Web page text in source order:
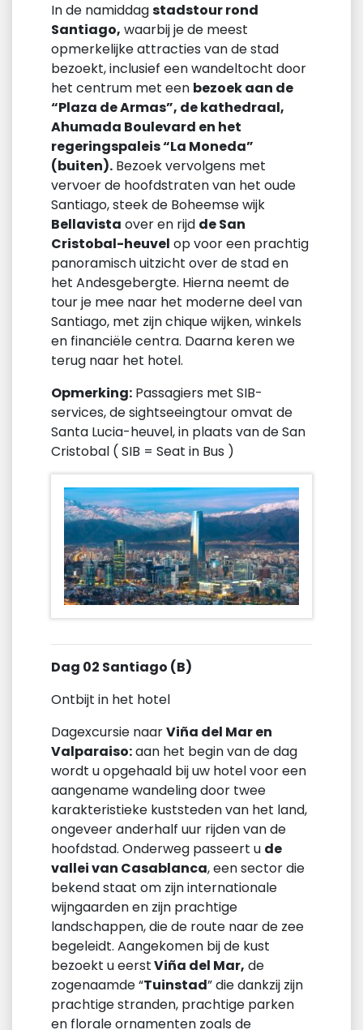
In de namiddagstadstour rond
Santiago, waarbij je de meest
opmerkelijke attracties van de stad
bezoekt, inclusief een wandeltocht door
het centrum met een bezoek aan de
“Plaza de Armas”, de kathedraal,
Ahumada Boulevard en het
regeringspaleis “La Moneda”
(buiten). Bezoek vervolgens met
vervoer de hoofdstraten van het oude
Santiago, steek de Boheemse wijk
Bellavista over en rijd de San
Cristobal-heuvel op voor een prachtig
panoramisch uitzicht over de stad en
het Andesgebergte. Hierna neemt de
tour je mee naar het moderne deel van
Santiago, met zijn chique wijken, winkels
en financiële centra. Daarna keren we
terug naar het hotel.
Opmerking: Passagiers met SIB-
services, de sightseeingtour omvat de
Santa Lucia-heuvel, in plaats van de San
Cristobal ( SIB = Seat in Bus )
Dag 02 Santiago (B)
Ontbijt in het hotel
Dagexcursie naarViña del Mar en
Valparaiso:aan het begin van de dag
wordt u opgehaald bij uw hotel voor een
aangename wandeling door twee
karakteristieke kuststeden van het land,
ongeveer anderhalf uur rijden van de
hoofdstad. Onderweg passeert u de
vallei van Casablanca, een sector die
bekend staat om zijn internationale
wijngaarden en zijn prachtige
landschappen, die de route naar de zee
begeleidt. Aangekomen bij de kust
bezoekt u eerstViña del Mar, de
zogenaamde “Tuinstad” die dankzij zijn
prachtige stranden, prachtige parken
en florale ornamenten zoals de